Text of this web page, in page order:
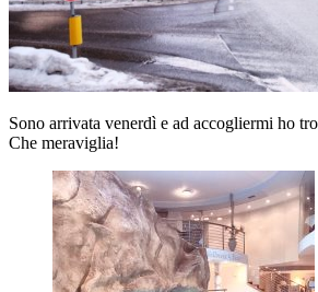
Sono arrivata venerdì e ad accogliermi ho
Che meraviglia!